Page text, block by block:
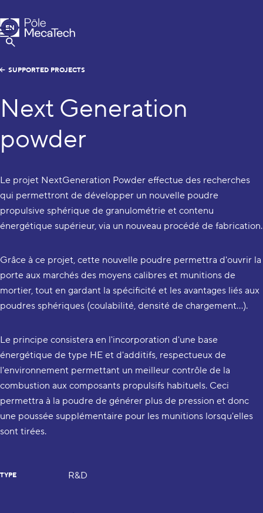
MecaTech
Menu
Show Search
EN
FR
SUPPORTED PROJECTS
Next Generation
powder
Le projet NextGeneration Powder effectue des recherches
qui permettront de développer un nouvelle poudre
propulsive sphérique de granulométrie et contenu
énergétique supérieur, via un nouveau procédé de fabrication.
Grâce à ce projet, cette nouvelle poudre permettra d'ouvrir la
porte aux marchés des moyens calibres et munitions de
mortier, tout en gardant la spécificité et les avantages liés aux
poudres sphériques (coulabilité, densité de chargement...).
Le principe consistera en l'incorporation d'une base
énergétique de type HE et d'additifs, respectueux de
l'environnement permettant un meilleur contrôle de la
combustion aux composants propulsifs habituels. Ceci
permettra à la poudre de générer plus de pression et donc
une poussée supplémentaire pour les munitions lorsqu'elles
sont tirées.
TYPE R&D